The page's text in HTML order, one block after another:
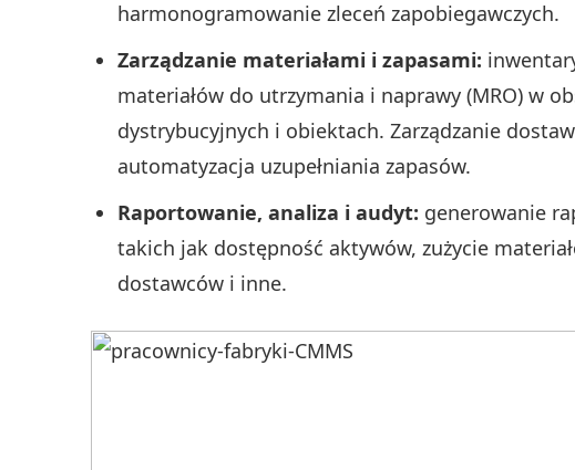
harmonogramowanie zleceń zapobiegawczych.
Zarządzanie materiałami i zapasami:
materiałów do utrzymania i naprawy (MRO) w
dystrybucyjnych i obiektach. Zarządzanie
automatyzacja uzupełniania zapasów.
Raportowanie, analiza i audyt: generowanie
takich jak dostępność aktywów, zużycie
dostawców i inne.